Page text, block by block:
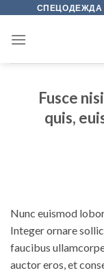
content
СПЕЦОДЕЖДА
Fusce
quis,
Nunc euismod
Integer ornare
faucibus
auctor eros, et